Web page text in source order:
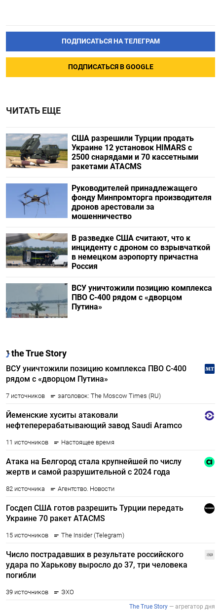
ПОДПИСАТЬСЯ НА ТЕЛЕГРАМ
ПОДПИСАТЬСЯ В GOOGLE
ЧИТАТЬ ЕЩЕ
США разрешили Турции продать
Украине 12 установок HIMARS с
2500 снарядами и 70 кассетными
ракетами ATACMS
Руководителей принадлежащего
фонду Минпромторга производителя
дронов арестовали за
мошенничество
В разведке США считают, что к
инциденту с дроном со взрывчаткой
в немецком аэропорту причастна
Россия
ВСУ уничтожили позицию комплекса
ПВО С-400 рядом с «дворцом
Путина»